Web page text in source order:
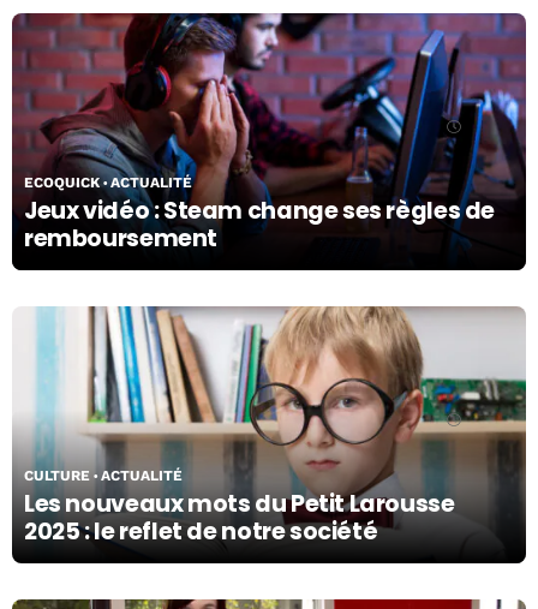
Jeux vidéo : Steam change ses règles de
remboursement
ECOQUICK ACTUALITÉ
29/04/24
Les nouveaux mots du Petit Larousse
2025 : le reflet de notre société
CULTURE ACTUALITÉ
29/04/24